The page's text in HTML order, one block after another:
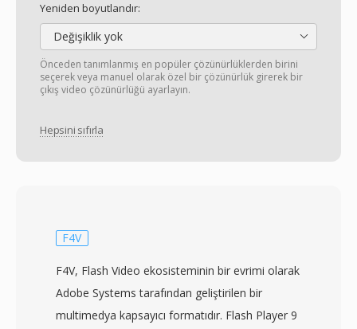
Yeniden boyutlandır:
Değişiklik yok
Önceden tanımlanmış en popüler çözünürlüklerden birini
seçerek veya manuel olarak özel bir çözünürlük girerek bir
çıkış video çözünürlüğü ayarlayın.
Hepsini sıfırla
F4V
F4V, Flash Video ekosisteminin bir evrimi olarak
Adobe Systems tarafından geliştirilen bir
multimedya kapsayıcı formatıdır. Flash Player 9